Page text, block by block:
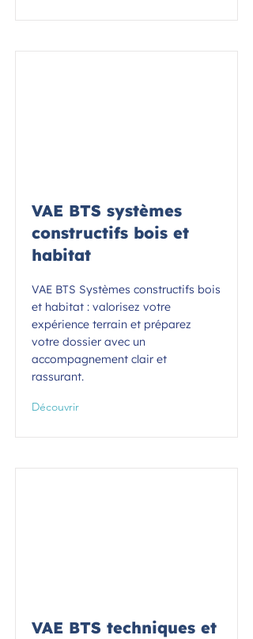
VAE BTS systèmes
constructifs bois et
habitat
VAE BTS Systèmes constructifs bois
et habitat : valorisez votre
expérience terrain et préparez
votre dossier avec un
accompagnement clair et
rassurant.
Découvrir
VAE BTS techniques et